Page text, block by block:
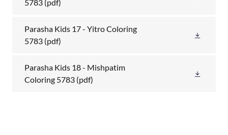
5783 (pdf)
Parasha Kids 17 - Yitro Coloring
5783 (pdf)
Parasha Kids 18 - Mishpatim
Coloring 5783 (pdf)